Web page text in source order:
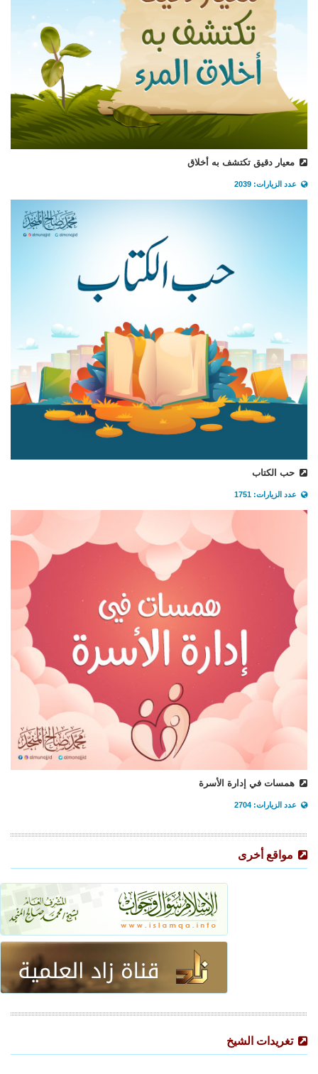
معيار دقيق تكتشف به أخلاق
عدد الزيارات: 2039
حب الكتاب
عدد الزيارات: 1751
همسات في إدارة الأسرة
عدد الزيارات: 2704
مواقع أخرى
تغريدات الشيخ